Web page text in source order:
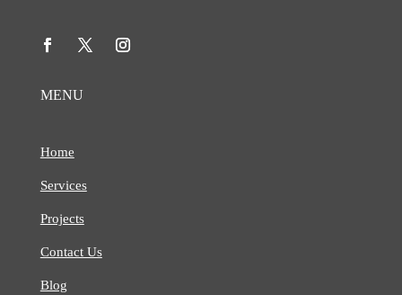
MENU
Home
Services
Projects
Contact Us
Blog